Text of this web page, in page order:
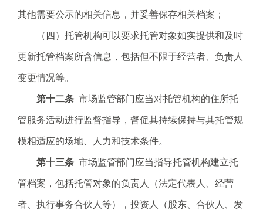
其他需要公示的相关信息，并妥善保存相关档案；
（四）托管机构可以要求托管对象如实提供和及时
更新托管档案所含信息，包括但不限于经营者、负责人
变更情况等。
第十二条 市场监管部门应当对托管机构的住所托
管服务活动进行监督指导，督促其持续保持与其托管规
模相适应的场地、人力和技术条件。
第十三条 市场监管部门应当指导托管机构建立托
管档案，包括托管对象的负责人（法定代表人、经营
者、执行事务合伙人等），投资人（股东、合伙人、发